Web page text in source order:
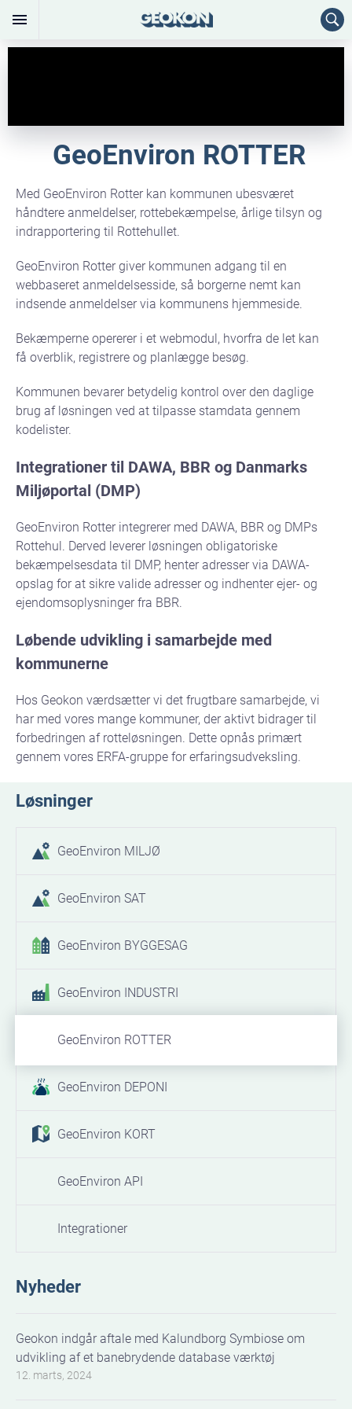
GeoEnviron ROTTER
Med GeoEnviron Rotter kan kommunen ubesværet
håndtere anmeldelser, rottebekæmpelse, årlige tilsyn og
indrapportering til Rottehullet.
GeoEnviron Rotter giver kommunen adgang til en
webbaseret anmeldelsesside, så borgerne nemt kan
indsende anmeldelser via kommunens hjemmeside.
Bekæmperne opererer i et webmodul, hvorfra de let kan
få overblik, registrere og planlægge besøg.
Kommunen bevarer betydelig kontrol over den daglige
brug af løsningen ved at tilpasse stamdata gennem
kodelister.
Integrationer til DAWA, BBR og Danmarks
Miljøportal (DMP)
GeoEnviron Rotter integrerer med DAWA, BBR og DMPs
Rottehul. Derved leverer løsningen obligatoriske
bekæmpelsesdata til DMP, henter adresser via DAWA-
opslag for at sikre valide adresser og indhenter ejer- og
ejendomsoplysninger fra BBR.
Løbende udvikling i samarbejde med
kommunerne
Hos Geokon værdsætter vi det frugtbare samarbejde, vi
har med vores mange kommuner, der aktivt bidrager til
forbedringen af rotteløsningen. Dette opnås primært
gennem vores ERFA-gruppe for erfaringsudveksling.
Løsninger
GeoEnviron MILJØ
GeoEnviron SAT
GeoEnviron BYGGESAG
GeoEnviron INDUSTRI
GeoEnviron ROTTER
GeoEnviron DEPONI
GeoEnviron KORT
GeoEnviron API
Integrationer
Nyheder
Geokon indgår aftale med Kalundborg Symbiose om
udvikling af et banebrydende database værktøj
12. marts, 2024